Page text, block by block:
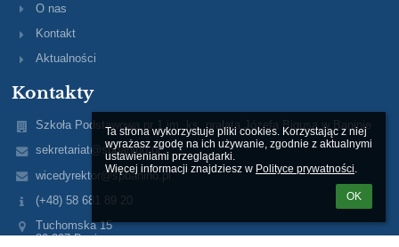
Ta strona wykorzystuje pliki cookies. Korzystając z niej
wyrażasz zgodę na ich używanie, zgodnie z aktualnymi
ustawieniami przeglądarki.
Więcej informacji znajdziesz w Polityce prywatności.
OK
O nas
Kontakt
Aktualności
Kontakty
Szkoła Podstawowa nr 1 im. ks. prałata Józefa Bigusa w Baninie
sekretariat@spbanino.pl
wicedyrektor@spbanino.pl
(+48) 58 681 89 20
Tuchomska 15
80-297 Banino